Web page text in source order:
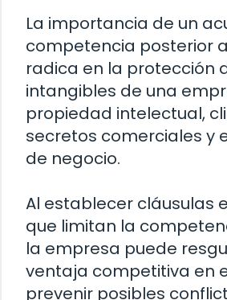
La importancia de un
competencia posterior
radica en la protección
intangibles de una
propiedad intelectual,
secretos comerciales y
de negocio.
Al establecer cláusulas
que limitan la
la empresa puede
ventaja competitiva en
prevenir posibles